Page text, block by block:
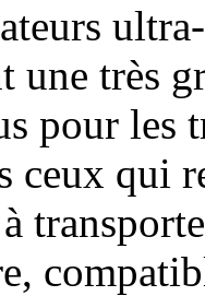
une très
pour les
ceux qui